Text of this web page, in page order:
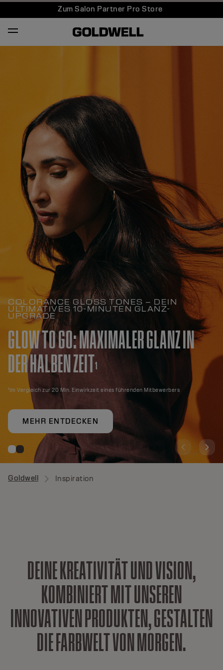
Zum Salon Partner Pro Store
COLORANCE GLOSS TONES – DEIN
ULTIMATIVES 10-MINUTEN GLANZ-
UPGRADE
GLOW TO GO: MAXIMALER GLANZ IN
DER HALBEN ZEIT¹
¹Im Vergleich zur 20 Min. Einwirkzeit eines führenden Mitbewerbers
MEHR ENTDECKEN
Goldwell Inspiration
DEINEKREATIVITÄTUNDVISION,
KOMBINIERTMITUNSEREN
INNOVATIVENPRODUKTEN,GESTALTEN
DIEFARBWELTVONMORGEN.